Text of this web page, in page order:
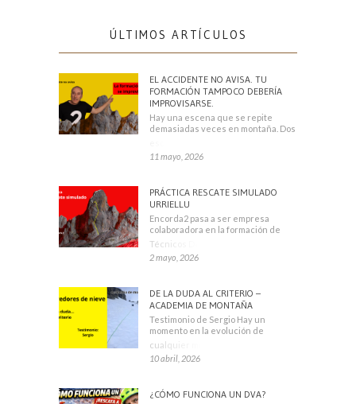
ÚLTIMOS ARTÍCULOS
EL ACCIDENTE NO AVISA. TU
FORMACIÓN TAMPOCO DEBERÍA
IMPROVISARSE.
Hay una escena que se repite
demasiadas veces en montaña. Dos
11 mayo, 2026
PRÁCTICA RESCATE SIMULADO
URRIELLU
Encorda2 pasa a ser empresa
colaboradora en la formación de
Técnicos Deportivos
2 mayo, 2026
DE LA DUDA AL CRITERIO –
ACADEMIA DE MONTAÑA
Testimonio de Sergio Hay un
momento en la evolución de
cualquier montañero
10 abril, 2026
¿CÓMO FUNCIONA UN DVA?